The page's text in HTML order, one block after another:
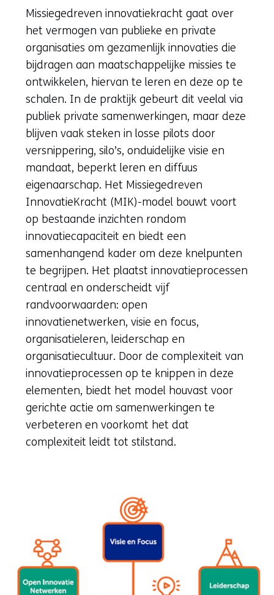
Missiegedreven innovatiekracht gaat over
het vermogen van publieke en private
organisaties om gezamenlijk innovaties die
bijdragen aan maatschappelijke missies te
ontwikkelen, hiervan te leren en deze op te
schalen. In de praktijk gebeurt dit veelal via
publiek private samenwerkingen, maar deze
blijven vaak steken in losse pilots door
versnippering, silo’s, onduidelijke visie en
mandaat, beperkt leren en diffuus
eigenaarschap. Het Missiegedreven
InnovatieKracht (MIK)-model bouwt voort
op bestaande inzichten rondom
innovatiecapaciteit en biedt een
samenhangend kader om deze knelpunten
te begrijpen. Het plaatst innovatieprocessen
centraal en onderscheidt vijf
randvoorwaarden: open
innovatienetwerken, visie en focus,
organisatieleren, leiderschap en
organisatiecultuur. Door de complexiteit van
innovatieprocessen op te knippen in deze
elementen, biedt het model houvast voor
gerichte actie om samenwerkingen te
verbeteren en voorkomt het dat
complexiteit leidt tot stilstand.